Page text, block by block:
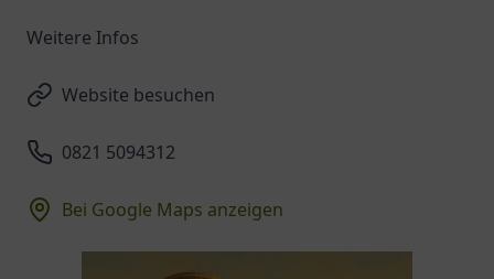
Weitere Infos
Website besuchen
0821 5094312
Bei Google Maps anzeigen